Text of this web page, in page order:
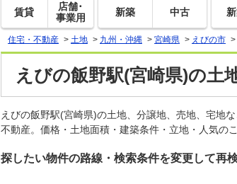
賃貸
店舗･
事業用
新築 中古
住宅・不動産 > 土地 > 九州・沖縄 > 宮崎県 > えびの市 >
えびの飯野駅(宮崎県)の土
えびの飯野駅(宮崎県)の土地、分譲地、売地、宅地
不動産。価格・土地面積・建築条件・立地・人気の
探したい物件の路線・検索条件を変更して再